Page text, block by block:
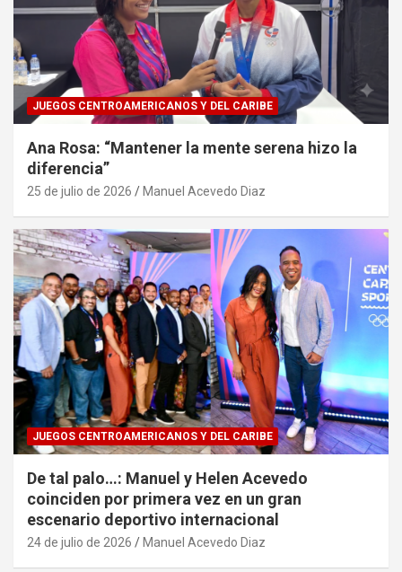
JUEGOS CENTROAMERICANOS Y DEL CARIBE
Ana Rosa: “Mantener la mente serena hizo la
diferencia”
25 de julio de 2026 Manuel Acevedo Diaz
JUEGOS CENTROAMERICANOS Y DEL CARIBE
De tal palo…: Manuel y Helen Acevedo
coinciden por primera vez en un gran
escenario deportivo internacional
24 de julio de 2026 Manuel Acevedo Diaz